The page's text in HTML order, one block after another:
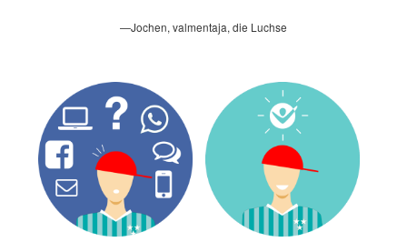
—Jochen, valmentaja, die Luchse